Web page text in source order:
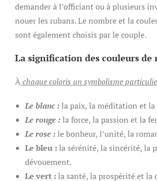
demander à l’officiant ou à plusieurs
nouer les rubans. Le nombre et la
sont également choisis par le couple.
La signification des couleurs de
Àchaque coloris un symbolisme
Le blanc :la paix, la méditation et la
Le rouge :la force, la passion et la
Le rose :le bonheur, l’unité, la
Le bleu :la sérénité, la sincérité, la
dévouement.
Le vert :la santé, la prospérité et la